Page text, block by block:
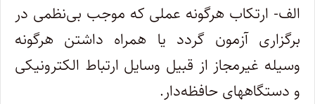
الف- ارتکاب هرگونه عملی که موجب بی‌نظمی در
برگزاری آزمون گردد یا همراه داشتن هرگونه
وسیله غیرمجاز از قبیل وسایل ارتباط الکترونیکی
و دستگاههای حافظه‌دار.